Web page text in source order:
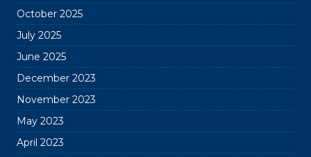
October 2025
July 2025
June 2025
December 2023
November 2023
May 2023
April 2023